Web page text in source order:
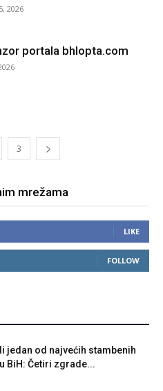
2026
portala bhlopta.com
3
mrežama
LIKE
FOLLOW
jedan od najvećih stambenih
BiH: Četiri zgrade...